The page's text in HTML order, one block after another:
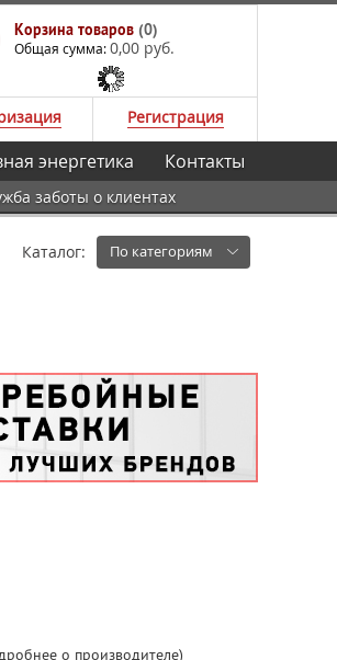
Корзина товаров (0)
Общая сумма:0,00 руб.
Регистрация
заботы о клиентах
энергетика Контакты
Каталог: По категориям
о производителе)